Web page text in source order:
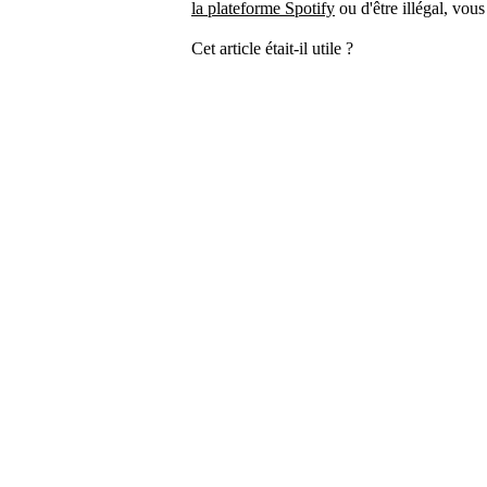
la plateforme Spotify ou d'être illégal,
Cet article était-il utile ?